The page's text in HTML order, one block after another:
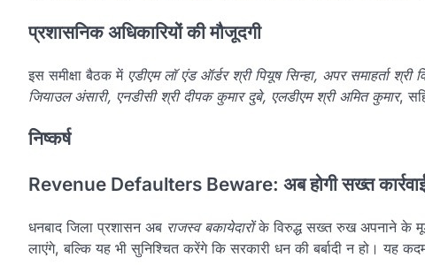
प्रशासनिक अधिकारियों की मौजूदगी
इस समीक्षा बैठक में एडीएम लॉ एंड ऑर्डर श्री पियूष सिन्हा, अपर समाहर्ता
जियाउल अंसारी, एनडीसी श्री दीपक कुमार दुबे, एलडीएम श्री अमित कुमार,
निष्कर्ष
Revenue Defaulters Beware: अब होगी सख्त
धनबाद जिला प्रशासन अब राजस्व बकायेदारोंके विरुद्ध सख्त रुख अपनाने के मूड
लाएंगे, बल्कि यह भी सुनिश्चित करेंगे कि सरकारी धन की बर्बादी न हो। यह